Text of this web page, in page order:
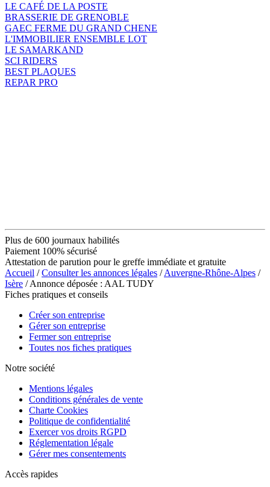
LE CAFÉ DE LA POSTE
BRASSERIE DE GRENOBLE
GAEC FERME DU GRAND CHENE
L'IMMOBILIER ENSEMBLE LOT
LE SAMARKAND
SCI RIDERS
BEST PLAQUES
REPAR PRO
Plus de 600 journaux habilités
Paiement 100% sécurisé
Attestation de parution pour le greffe immédiate et gratuite
Accueil /Consulter les annonces légales /Auvergne-Rhône-Alpes /
Isère / Annonce déposée : AAL TUDY
Fiches pratiques et conseils
Créer son entreprise
Gérer son entreprise
Fermer son entreprise
Toutes nos fiches pratiques
Notre société
Mentions légales
Conditions générales de vente
Charte Cookies
Politique de confidentialité
Exercer vos droits RGPD
Réglementation légale
Gérer mes consentements
Accès rapides